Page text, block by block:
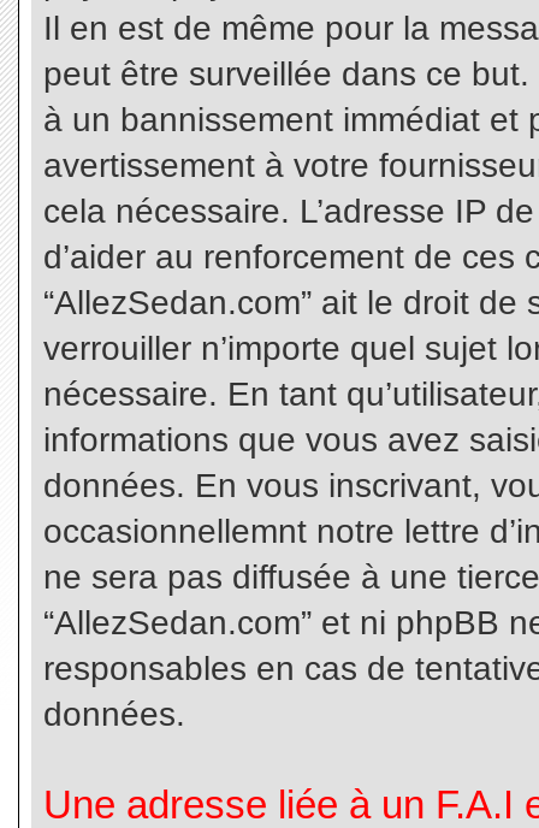
Il en est de même pour la
peut être surveillée dans ce
à un bannissement immédiat et
avertissement à votre
cela nécessaire. L’adresse IP
d’aider au renforcement de
“AllezSedan.com” ait le droit de
verrouiller n’importe quel sujet
nécessaire. En tant
informations que vous avez
données. En vous inscrivant,
occasionnellemnt notre lettre
ne sera pas diffusée à une
“AllezSedan.com” et ni phpBB
responsables en cas de
données.
Une adresse liée à un F.A.I